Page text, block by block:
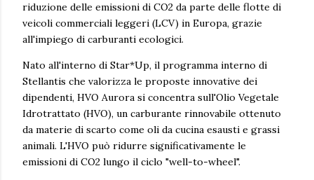
riduzione delle emissioni di CO2 da parte delle flotte di
veicoli commerciali leggeri (LCV) in Europa, grazie
all'impiego di carburanti ecologici.
Nato all'interno di Star*Up, il programma interno di
Stellantis che valorizza le proposte innovative dei
dipendenti, HVO Aurora si concentra sull'Olio Vegetale
Idrotrattato (HVO), un carburante rinnovabile ottenuto
da materie di scarto come oli da cucina esausti e grassi
animali. L'HVO può ridurre significativamente le
emissioni di CO2 lungo il ciclo "well-to-wheel".